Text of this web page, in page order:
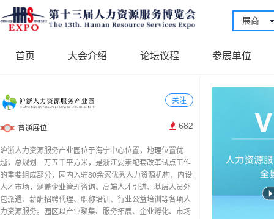
展商
首页 大会介绍 论坛议程 参展单位
关注
普通展位 682
沪浙人力资源服务产业园位于海宁中心位置，地理位置优
越，总规划一万五千平方米，是浙江要素配套改革试点工作
的重要组成部分，园内入驻80余家优秀人力资源机构，内设
人才市场，涵盖企业管理咨询、高端人才引进、基层人员外
包派遣、薪酬招聘代理、职称培训、行业公益培训等各项人
力资源服务。园区以产业聚集、服务拓展、企业孵化、市场